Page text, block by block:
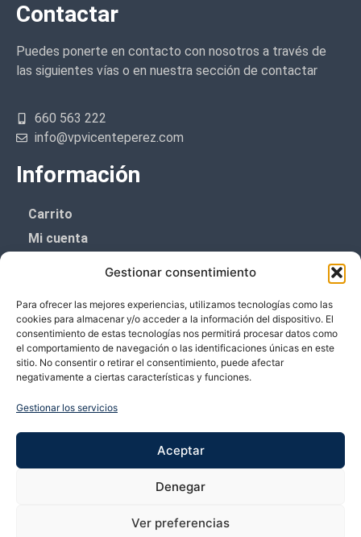
Gestionar consentimiento
Para ofrecer las mejores experiencias, utilizamos tecnologías como las
cookies para almacenar y/o acceder a la información del dispositivo. El
consentimiento de estas tecnologías nos permitirá procesar datos como
el comportamiento de navegación o las identificaciones únicas en este
sitio. No consentir o retirar el consentimiento, puede afectar
negativamente a ciertas características y funciones.
Gestionar los servicios
Aceptar
Denegar
Ver preferencias
Contactar
Puedes ponerte en contacto con nosotros a través de
las siguientes vías o en nuestra sección de contactar
660 563 222
info@vpvicenteperez.com
Información
Carrito
Mi cuenta
Política de cookies (UE)
Boletín de noticias
¡¡Suscríbete y prometemos no dar mucho el
Te enviaremos sólo cosas importantes.